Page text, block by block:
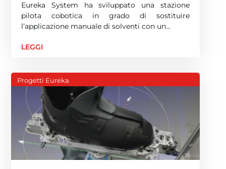
Eureka System ha sviluppato una stazione
pilota cobotica in grado di sostituire
l’applicazione manuale di solventi con un…
LEGGI
Progetti Eureka